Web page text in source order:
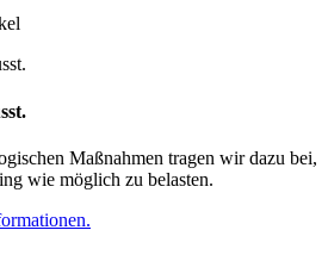
Maßnahmen tragen wir dazu bei,
wie möglich zu belasten.